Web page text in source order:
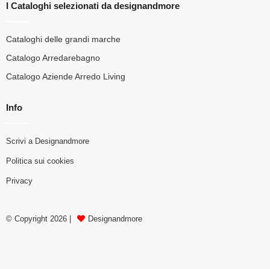
I Cataloghi selezionati da designandmore
Cataloghi delle grandi marche
Catalogo Arredarebagno
Catalogo Aziende Arredo Living
Info
Scrivi a Designandmore
Politica sui cookies
Privacy
© Copyright 2026 | Designandmore